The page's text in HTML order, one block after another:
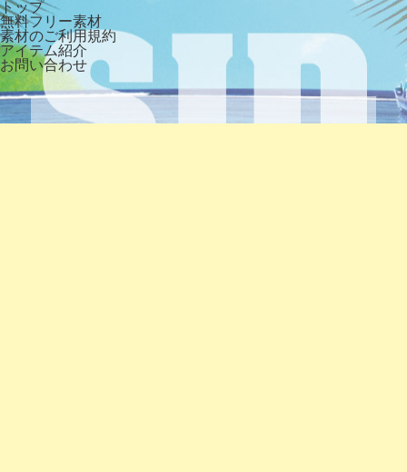
トップ
無料フリー素材
素材のご利用規約
アイテム紹介
お問い合わせ